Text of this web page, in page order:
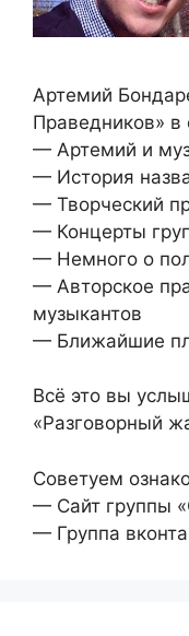
Артемий
Праведников»
— Артемий и
— История
— Творческий
— Концерты
— Немного о
— Авторское
музыкантов
— Ближайшие
Всё это вы
«Разговорный
Советуем
— Сайт группы
— Группа